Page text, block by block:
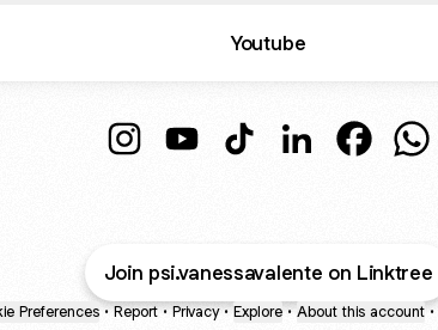
Youtube
Join psi.vanessavalente on Linktree
Preferences • Report • Privacy • Explore • About this account •